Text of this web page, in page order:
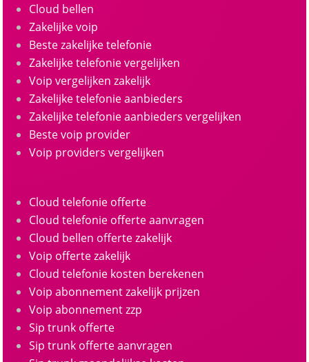
Cloud bellen
Zakelijke voip
Beste zakelijke telefonie
Zakelijke telefonie vergelijken
Voip vergelijken zakelijk
Zakelijke telefonie aanbieders
Zakelijke telefonie aanbieders vergelijken
Beste voip provider
Voip providers vergelijken
Cloud telefonie offerte
Cloud telefonie offerte aanvragen
Cloud bellen offerte zakelijk
Voip offerte zakelijk
Cloud telefonie kosten berekenen
Voip abonnement zakelijk prijzen
Voip abonnement zzp
Sip trunk offerte
Sip trunk offerte aanvragen